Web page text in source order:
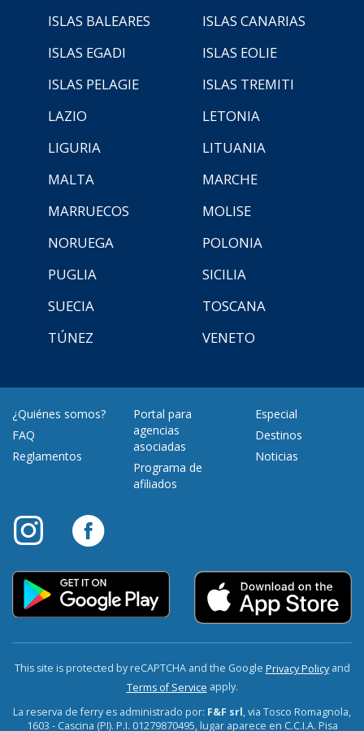
ISLAS BALEARES
ISLAS CANARIAS
ISLAS EGADI
ISLAS EOLIE
ISLAS PELAGIE
ISLAS TREMITI
LAZIO
LETONIA
LIGURIA
LITUANIA
MALTA
MARCHE
MARRUECOS
MOLISE
NORUEGA
POLONIA
PUGLIA
SICILIA
SUECIA
TOSCANA
TÚNEZ
VENETO
¿Quiénes somos?
FAQ
Reglamentos
Portal para
agencias
asociadas
Programa de
afiliados
Especial
Destinos
Noticias
This site is protected by reCAPTCHA and the Google Privacy Policyand
Terms of Service apply.
La reserva de ferry es administrado por: F&F srl, via Tosco Romagnola,
1603 - Cascina (PI). P.I. 01279870495, lugar aparece en C.C.I.A. Pisa